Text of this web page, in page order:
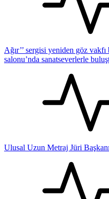
Ağır’’ sergisi yeniden göz
salonu’nda sanatseverlerle
Ulusal Uzun Metraj Jüri